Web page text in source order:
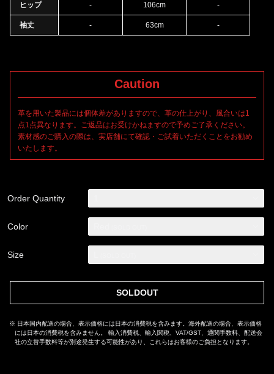
ヒップ - 106cm -
袖丈 - 63cm -
Caution
革を用いた製品には個体差がありますので、革の仕上がり、風合いは1
点1点異なります。ご返品はお受けかねますので予めご了承ください。
素材感のご購入の際は、実店舗にて確認・ご試着いただくことをお勧め
いたします。
Order Quantity
Color
Size
SOLDOUT
※ 日本国内配送の場合、表示価格には日本の消費税を含みます。海外配送の場合、表示価格
には日本の消費税を含みません。 輸入消費税、輸入関税、VAT/GST、通関手数料、配送会
社の立替手数料等が別途発生する可能性があり、これらはお客様のご負担となります。